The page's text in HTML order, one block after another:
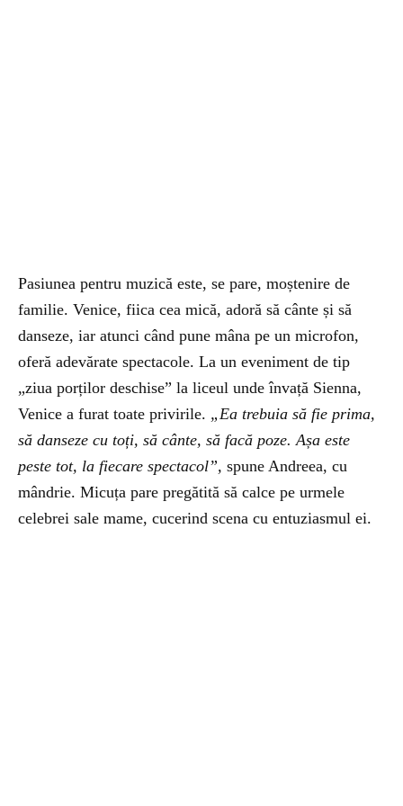
Pasiunea pentru muzică este, se pare, moștenire de
familie. Venice, fiica cea mică, adoră să cânte și să
danseze, iar atunci când pune mâna pe un microfon,
oferă adevărate spectacole. La un eveniment de tip
„ziua porților deschise” la liceul unde învață Sienna,
Venice a furat toate privirile. „Ea trebuia să fie prima,
să danseze cu toți, să cânte, să facă poze. Așa este
peste tot, la fiecare spectacol”, spune Andreea, cu
mândrie. Micuța pare pregătită să calce pe urmele
celebrei sale mame, cucerind scena cu entuziasmul ei.